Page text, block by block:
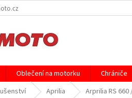
Oblečení na motorku Chrániče
Aprilia Arprilia RS 660